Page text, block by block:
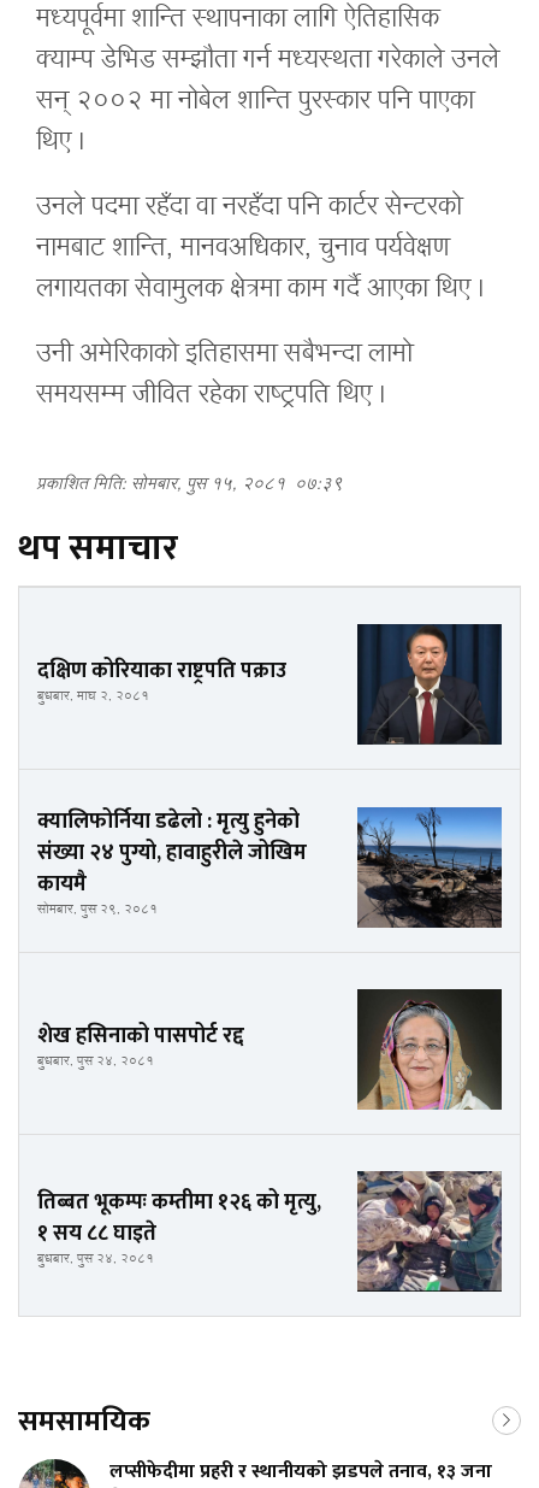
मध्यपूर्वमा शान्ति स्थापनाका लागि ऐतिहासिक
क्याम्प डेभिड सम्झौता गर्न मध्यस्थता गरेकाले उनले
सन् २००२ मा नोबेल शान्ति पुरस्कार पनि पाएका
थिए ।
उनले पदमा रहँदा वा नरहँदा पनि कार्टर सेन्टरको
नामबाट शान्ति, मानवअधिकार, चुनाव पर्यवेक्षण
लगायतका सेवामुलक क्षेत्रमा काम गर्दै आएका थिए ।
उनी अमेरिकाको इतिहासमा सबैभन्दा लामो
समयसम्म जीवित रहेका राष्ट्रपति थिए ।
प्रकाशित मिति: सोमबार, पुस १५, २०८१ ०७:३९
थप समाचार
दक्षिण कोरियाका राष्ट्रपति पक्राउ
बुधबार, माघ २, २०८१
क्यालिफोर्निया डढेलो : मृत्यु हुनेको
संख्या २४ पुग्यो, हावाहुरीले जोखिम
कायमै
सोमबार, पुस २९, २०८१
शेख हसिनाको पासपोर्ट रद्द
बुधबार, पुस २४, २०८१
तिब्बत भूकम्पः कम्तीमा १२६ को मृत्यु,
१ सय ८८ घाइते
बुधबार, पुस २४, २०८१
समसामयिक
लप्सीफेदीमा प्रहरी र स्थानीयको झडपले तनाव, १३ जना